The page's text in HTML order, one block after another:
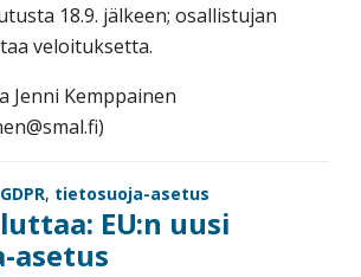
18.9. jälkeen; osallistujan
veloituksetta.
Jenni Kemppainen
GDPR, tietosuoja-asetus
EU:n uusi
asetus